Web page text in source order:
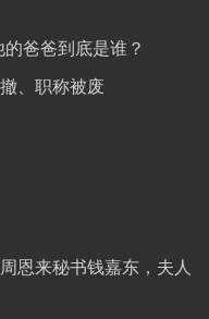
爸爸到底是谁？
、职称被废
恩来秘书钱嘉东，夫人